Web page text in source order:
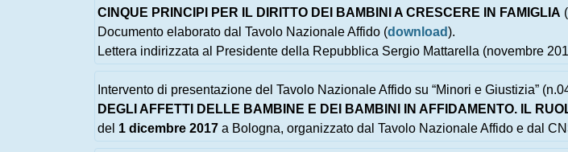
CINQUE PRINCIPI PER IL DIRITTO DEI BAMBINI A CRESCERE IN FAMIGLIA
Documento elaborato dal Tavolo Nazionale Affido (download).
Lettera indirizzata al Presidente della Repubblica Sergio Mattarella (novembre
Intervento di presentazione del Tavolo Nazionale Affido su “Minori e Giustizia”
DEGLI AFFETTI DELLE BAMBINE E DEI BAMBINI IN AFFIDAMENTO. IL
del 1 dicembre 2017 a Bologna, organizzato dal Tavolo Nazionale Affido e dal